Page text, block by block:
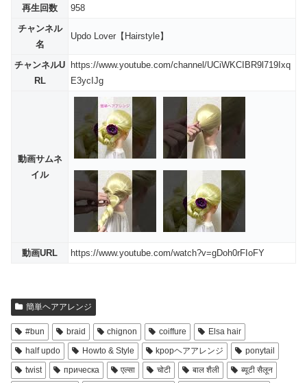
再生回数
958
チャンネル
名
Updo Lover【Hairstyle】
チャンネルU
RL
https://www.youtube.com/channel/UCiWKCIBR9l719Ixq
E3ycIJg
動画サムネ
イル
動画URL https://www.youtube.com/watch?v=gDoh0rFIoFY
簡単ヘアアレンジ
#bun braid chignon coiffure
Elsa hair
half updo
Howto & Style kpopヘアアレンジ
ponytail
twist
прическа एल्सा चोटी बाल शैली
ब्यूटी सैलून